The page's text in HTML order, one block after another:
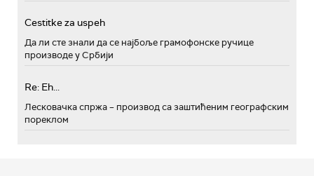
Cestitke za uspeh
Да ли сте знали да се најбоље грамофонске ручице
производе у Србији
Re: Eh...
Лесковачка спржа – производ са заштићеним географским
пореклом